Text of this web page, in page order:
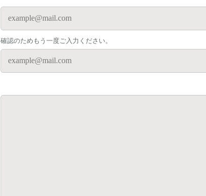
確認のためもう一度ご入力ください。